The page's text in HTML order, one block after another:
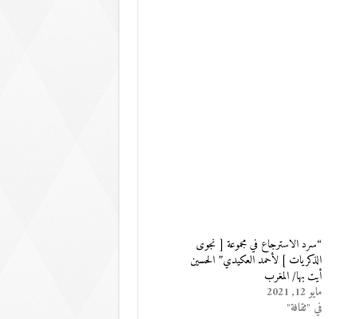
“سرد الاسترجاع في مجموعة [ نجوى
الذكريات ] لأحمد العكيدي” الحسين
أيت بها/ المغرب
مايو 12, 2021
في "ثقافة"